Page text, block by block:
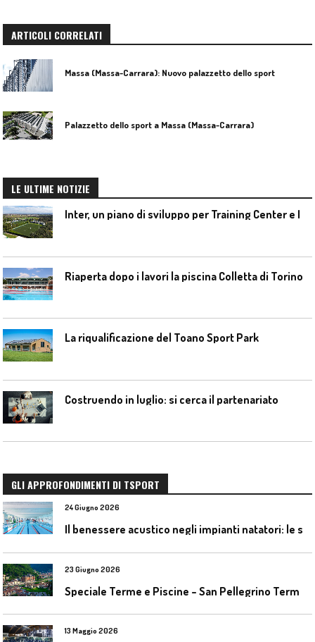
ARTICOLI CORRELATI
Massa (Massa-Carrara): Nuovo palazzetto dello sport
Palazzetto dello sport a Massa (Massa-Carrara)
LE ULTIME NOTIZIE
Riaperta dopo i lavori la piscina Colletta di Torino
La riqualificazione del Toano Sport Park
Costruendo in luglio: si cerca il partenariato
GLI APPROFONDIMENTI DI TSPORT
24 Giugno 2026
23 Giugno 2026
13 Maggio 2026